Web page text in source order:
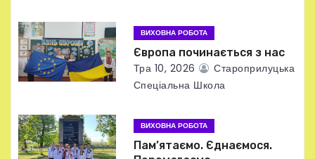
і
в
ВИХОВНА РОБОТА
Європа починається з нас
Тра 10, 2026
Староприлуцька
Спеціальна Школа
ВИХОВНА РОБОТА
Пам’ятаємо. Єднаємося.